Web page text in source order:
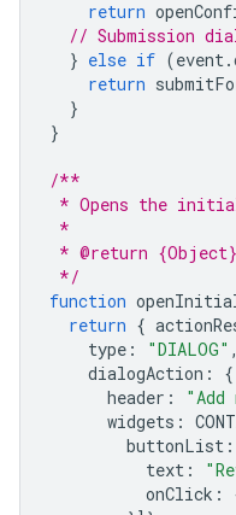
return
// Submission
} else if (event.
return
}
}
/**
* Opens the
*
* @return
*/
function
return {
type : "DIALOG" ,
dialogAction : {
header : "Add
widgets :
buttonList :
text :
onClick :